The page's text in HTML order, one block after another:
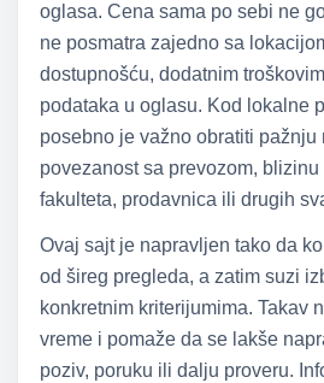
oglasa. Cena sama po sebi ne
ne posmatra zajedno sa
dostupnošću, dodatnim
podataka u oglasu. Kod lokalne
posebno je važno obratiti pažnju
povezanost sa prevozom,
fakulteta, prodavnica ili drugih
Ovaj sajt je napravljen tako da
od šireg pregleda, a zatim suzi
konkretnim kriterijumima. Takav
vreme i pomaže da se lakše
poziv, poruku ili dalju proveru.